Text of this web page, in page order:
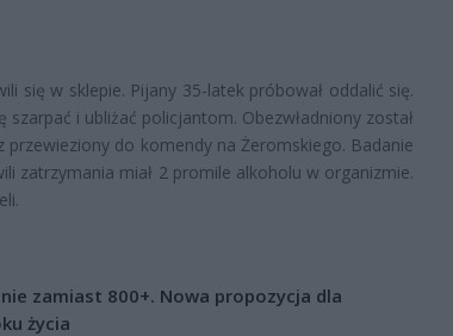
się w sklepie. Pijany 35-latek próbował oddalić się.
szarpać i ubliżać policjantom. Obezwładniony został
do komendy na Żeromskiego. Badanie
zatrzymania miał 2 promile alkoholu w organizmie.
zamiast 800+. Nowa propozycja dla
życia